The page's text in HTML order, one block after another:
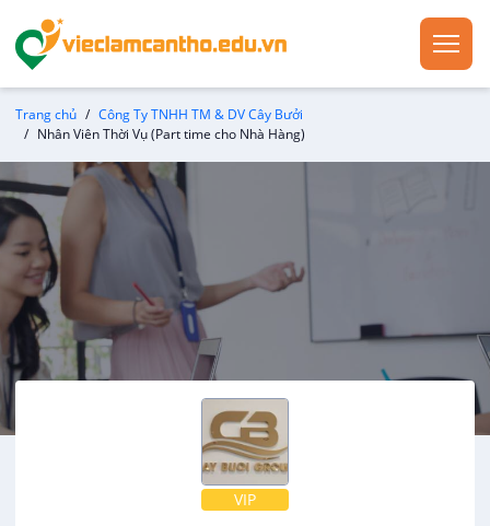
Trang chủ
Công Ty TNHH TM & DV Cây Bưởi
Nhân Viên Thời Vụ (Part time cho Nhà Hàng)
VIP